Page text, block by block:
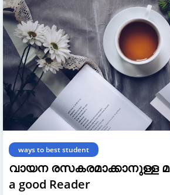
ways to best student
വായന രസകരമാക്കാനുള്ള
a good Reader